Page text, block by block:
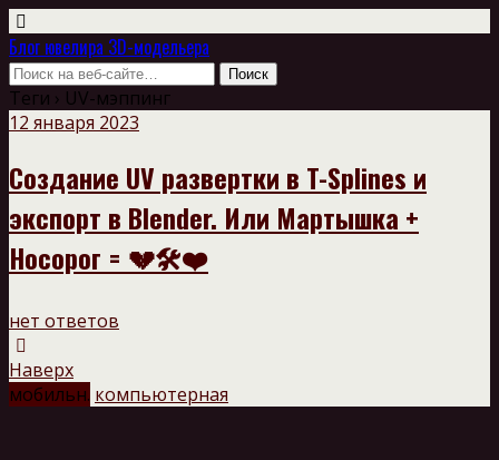
Блог ювелира 3D-модельера
Теги › UV-мэппинг
12 января 2023
Создание UV развертки в T-Splines и
экспорт в Blender. Или Мартышка +
Носорог = 💔🛠️❤️
нет ответов
Наверх
мобильн. компьютерная